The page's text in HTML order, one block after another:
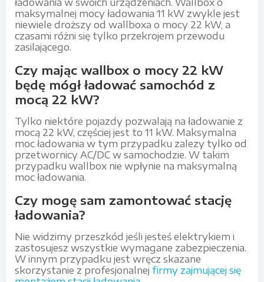
ładowania w swoich urządzeniach. Wallbox o
maksymalnej mocy ładowania 11 kW zwykle jest
niewiele droższy od wallboxa o mocy 22 kW, a
czasami różni się tylko przekrojem przewodu
zasilającego.
Czy mając wallbox o mocy 22 kW
będę mógł ładować samochód z
mocą 22 kW?
Tylko niektóre pojazdy pozwalają na ładowanie z
mocą 22 kW, częściej jest to 11 kW. Maksymalna
moc ładowania w tym przypadku zalezy tylko od
przetwornicy AC/DC w samochodzie. W takim
przypadku wallbox nie wpłynie na maksymalną
moc ładowania.
Czy mogę sam zamontować stację
ładowania?
Nie widzimy przeszkód jeśli jesteś elektrykiem i
zastosujesz wszystkie wymagane zabezpieczenia.
W innym przypadku jest wręcz skazane
skorzystanie z profesjonalnej firmy zajmującej się